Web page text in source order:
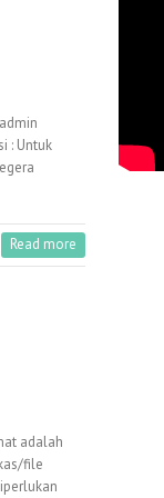
: Untuk
Read more
adalah
file